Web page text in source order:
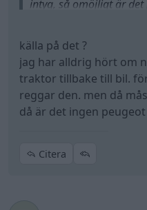
intyg, så omöjligt är det
källa på det ?
jag har alldrig hört om
traktor tillbake till bil.
reggar den. men då
då är det ingen
Citera